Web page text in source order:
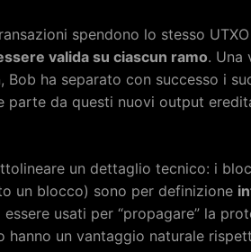
spendono lo stesso
valida su ciascun ramo. Una
Bob ha separato con successo i
parte da questi nuovi output
un dettaglio tecnico: i
un blocco) sono per definizione
usati per “propagare” la
hanno un vantaggio naturale